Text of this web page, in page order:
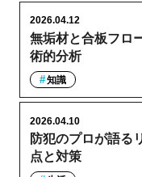
無垢材と合板フロ
術的分析
2026.04.12
知識
防犯のプロが語る
点と対策
2026.04.10